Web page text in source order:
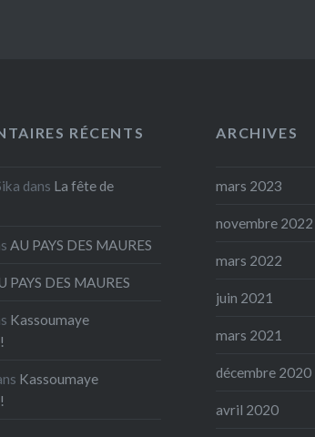
RÉCENTS
dans La fête de
AU PAYS DES MAURES
PAYS DES MAURES
Kassoumaye
Kassoumaye
ARCHIVES
mars 2023
novembre 2022
mars 2022
juin 2021
mars 2021
décembre 2020
avril 2020